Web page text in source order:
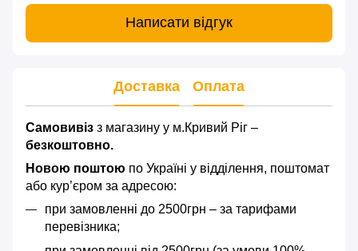
Написати відгук
Доставка Оплата
Самовивіз з магазину у м.Кривий Ріг –
безкоштовно.
Новою поштою по Україні у відділення, поштомат
або кур’єром за адресою:
при замовленні до 2500грн – за тарифами
перевізника;